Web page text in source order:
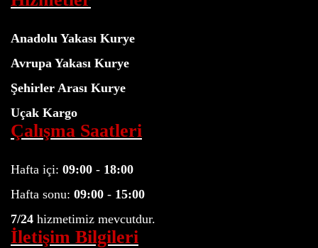
Anadolu Yakası Kurye
Avrupa Yakası Kurye
Şehirler Arası Kurye
Uçak Kargo
Çalışma Saatleri
Hafta içi: 09:00 - 18:00
Hafta sonu: 09:00 - 15:00
7/24 hizmetimiz mevcutdur.
İletişim Bilgileri